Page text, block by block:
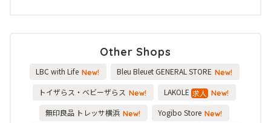
Other Shops
LBC with Life New! Bleu Bleuet GENERAL STORE New!
トイザらス・ベビーザらス New! LAKOLE 求人 New!
無印良品 トレッサ横浜 New! Yogibo Store New!